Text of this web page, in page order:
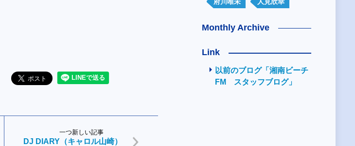
一つ新しい記事
DJ DIARY（キャロル山崎）
Monthly Archive
Link
以前のブログ「湘南ビーチ
FM スタッフブログ」